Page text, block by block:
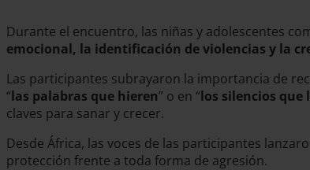
Durante el encuentro, las niñas y adolescentes
emocional, la identificación de violencias y la
Las participantes subrayaron la importancia de
“las palabras que hieren” o en “los silencios que
claves para sanar y crecer.
Desde África, las voces de las participantes
protección frente a toda forma de agresión.